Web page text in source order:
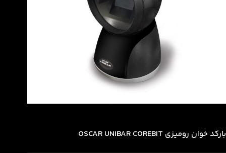
بارکد خوان رومیزی OSCAR UNIBAR COREBIT